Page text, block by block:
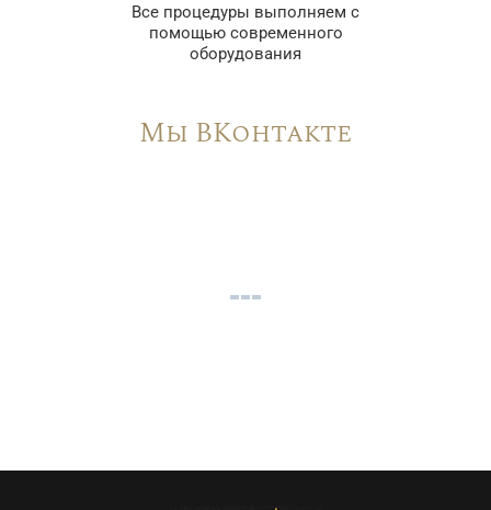
Все процедуры выполняем с
помощью современного
оборудования
Мы ВКонтакте